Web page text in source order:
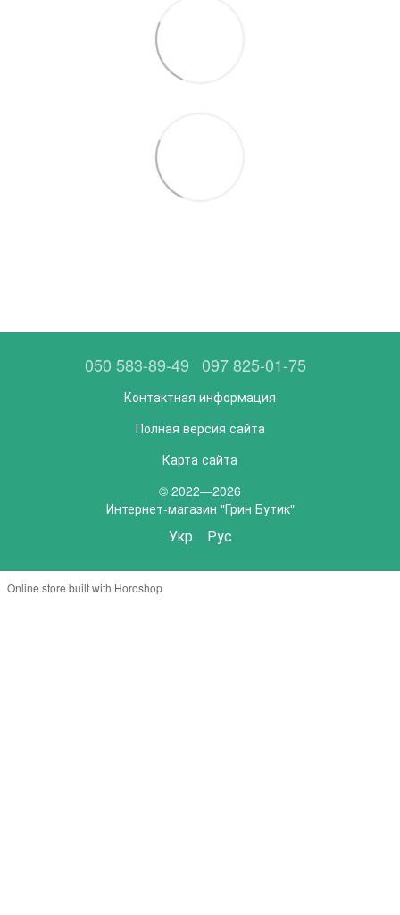
050 583-89-49 097 825-01-75
Контактная информация
Полная версия сайта
Карта сайта
© 2022—2026
Интернет-магазин "Грин Бутик"
Укр Рус
Online store built with Horoshop